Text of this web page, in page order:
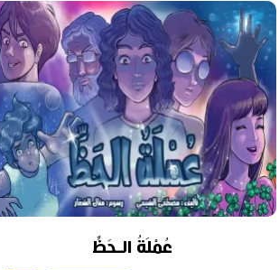
محتوى
مميّز
عُمْلَةُ الـحَظِّ